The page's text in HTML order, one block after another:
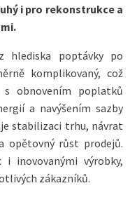
i pro rekonstrukce a
hlediska poptávky po
komplikovaný, což
obnovením poplatků
a navýšením sazby
stabilizaci trhu, návrat
opětovný růst prodejů.
inovovanými výrobky,
zákazníků.